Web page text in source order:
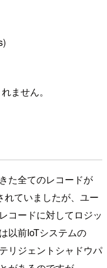
ません。
た全てのレコードが
れていましたが、ユー
コードに対してロジッ
以前IoTシステムの
リジェントシャドウパ